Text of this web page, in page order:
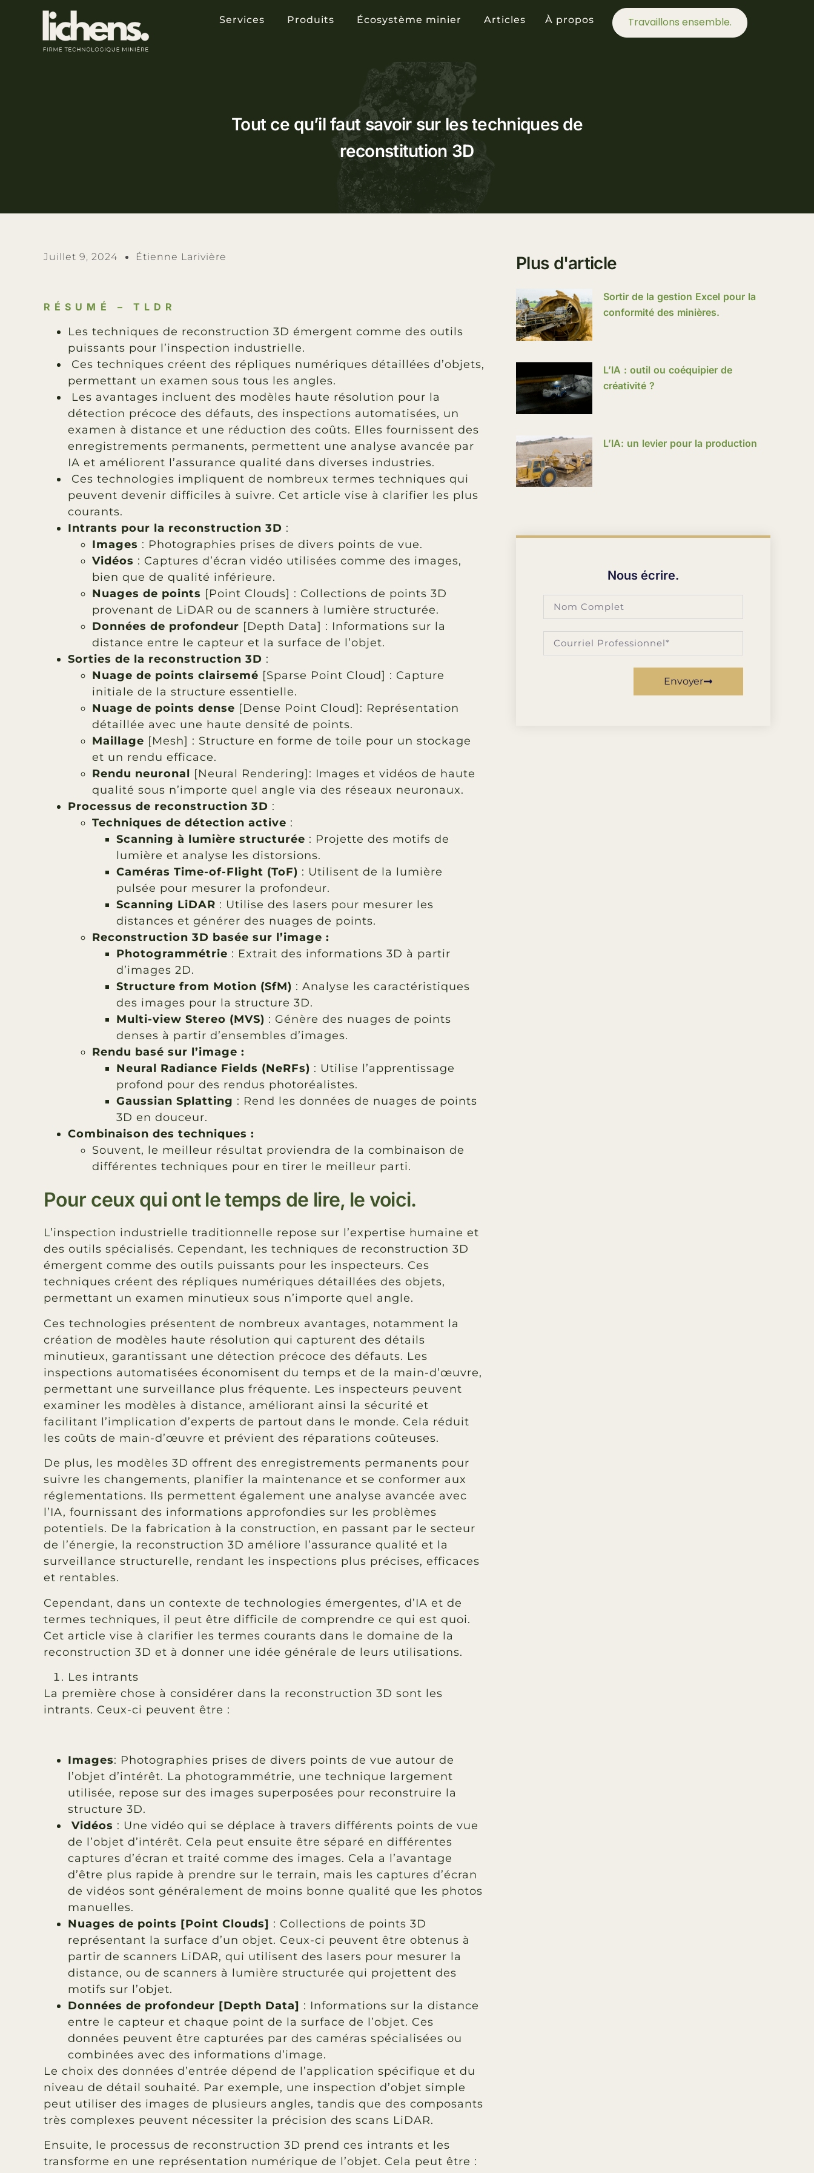
Services Produits Écosystème minier Articles À propos Travaillons ensemble.
Tout ce qu’il faut savoir sur les techniques de
reconstitution 3D
Juillet 9, 2024 Étienne Larivière
RÉSUMÉ – TLDR
Les techniques de reconstruction 3D émergent comme des outils
puissants pour l’inspection industrielle.
Ces techniques créent des répliques numériques détaillées d’objets,
permettant un examen sous tous les angles.
Les avantages incluent des modèles haute résolution pour la
détection précoce des défauts, des inspections automatisées, un
examen à distance et une réduction des coûts. Elles fournissent des
enregistrements permanents, permettent une analyse avancée par
IA et améliorent l’assurance qualité dans diverses industries.
Ces technologies impliquent de nombreux termes techniques qui
peuvent devenir difficiles à suivre. Cet article vise à clarifier les plus
courants.
Intrants pour la reconstruction 3D :
Images : Photographies prises de divers points de vue.
Vidéos : Captures d’écran vidéo utilisées comme des images,
bien que de qualité inférieure.
Nuages de points [Point Clouds] : Collections de points 3D
provenant de LiDAR ou de scanners à lumière structurée.
Données de profondeur [Depth Data] : Informations sur la
distance entre le capteur et la surface de l’objet.
Sorties de la reconstruction 3D :
Nuage de points clairsemé [Sparse Point Cloud] : Capture
initiale de la structure essentielle.
Nuage de points dense [Dense Point Cloud]: Représentation
détaillée avec une haute densité de points.
Maillage [Mesh] : Structure en forme de toile pour un stockage
et un rendu efficace.
Rendu neuronal [Neural Rendering]: Images et vidéos de haute
qualité sous n’importe quel angle via des réseaux neuronaux.
Processus de reconstruction 3D :
Techniques de détection active :
Scanning à lumière structurée : Projette des motifs de
lumière et analyse les distorsions.
Caméras Time-of-Flight (ToF) : Utilisent de la lumière
pulsée pour mesurer la profondeur.
Scanning LiDAR : Utilise des lasers pour mesurer les
distances et générer des nuages de points.
Reconstruction 3D basée sur l’image :
Photogrammétrie : Extrait des informations 3D à partir
d’images 2D.
Structure from Motion (SfM) : Analyse les caractéristiques
des images pour la structure 3D.
Multi-view Stereo (MVS) : Génère des nuages de points
denses à partir d’ensembles d’images.
Rendu basé sur l’image :
Neural Radiance Fields (NeRFs) : Utilise l’apprentissage
profond pour des rendus photoréalistes.
Gaussian Splatting : Rend les données de nuages de points
3D en douceur.
Combinaison des techniques :
Souvent, le meilleur résultat proviendra de la combinaison de
différentes techniques pour en tirer le meilleur parti.
Pour ceux qui ont le temps de lire, le voici.
L’inspection industrielle traditionnelle repose sur l’expertise humaine et
des outils spécialisés. Cependant, les techniques de reconstruction 3D
émergent comme des outils puissants pour les inspecteurs. Ces
techniques créent des répliques numériques détaillées des objets,
permettant un examen minutieux sous n’importe quel angle.
Ces technologies présentent de nombreux avantages, notamment la
création de modèles haute résolution qui capturent des détails
minutieux, garantissant une détection précoce des défauts. Les
inspections automatisées économisent du temps et de la main-d’œuvre,
permettant une surveillance plus fréquente. Les inspecteurs peuvent
examiner les modèles à distance, améliorant ainsi la sécurité et
facilitant l’implication d’experts de partout dans le monde. Cela réduit
les coûts de main-d’œuvre et prévient des réparations coûteuses.
De plus, les modèles 3D offrent des enregistrements permanents pour
suivre les changements, planifier la maintenance et se conformer aux
réglementations. Ils permettent également une analyse avancée avec
l’IA, fournissant des informations approfondies sur les problèmes
potentiels. De la fabrication à la construction, en passant par le secteur
de l’énergie, la reconstruction 3D améliore l’assurance qualité et la
surveillance structurelle, rendant les inspections plus précises, efficaces
et rentables.
Cependant, dans un contexte de technologies émergentes, d’IA et de
termes techniques, il peut être difficile de comprendre ce qui est quoi.
Cet article vise à clarifier les termes courants dans le domaine de la
reconstruction 3D et à donner une idée générale de leurs utilisations.
Les intrants
La première chose à considérer dans la reconstruction 3D sont les
intrants. Ceux-ci peuvent être :
Images: Photographies prises de divers points de vue autour de
l’objet d’intérêt. La photogrammétrie, une technique largement
utilisée, repose sur des images superposées pour reconstruire la
structure 3D.
Vidéos : Une vidéo qui se déplace à travers différents points de vue
de l’objet d’intérêt. Cela peut ensuite être séparé en différentes
captures d’écran et traité comme des images. Cela a l’avantage
d’être plus rapide à prendre sur le terrain, mais les captures d’écran
de vidéos sont généralement de moins bonne qualité que les photos
manuelles.
Nuages de points [Point Clouds] : Collections de points 3D
représentant la surface d’un objet. Ceux-ci peuvent être obtenus à
partir de scanners LiDAR, qui utilisent des lasers pour mesurer la
distance, ou de scanners à lumière structurée qui projettent des
motifs sur l’objet.
Données de profondeur [Depth Data] : Informations sur la distance
entre le capteur et chaque point de la surface de l’objet. Ces
données peuvent être capturées par des caméras spécialisées ou
combinées avec des informations d’image.
Le choix des données d’entrée dépend de l’application spécifique et du
niveau de détail souhaité. Par exemple, une inspection d’objet simple
peut utiliser des images de plusieurs angles, tandis que des composants
très complexes peuvent nécessiter la précision des scans LiDAR.
Ensuite, le processus de reconstruction 3D prend ces intrants et les
transforme en une représentation numérique de l’objet. Cela peut être :
Plus d'article
Sortir de la gestion Excel pour la
conformité des minières.
L’IA : outil ou coéquipier de
créativité ?
L’IA: un levier pour la production
Nous écrire.
Envoyer